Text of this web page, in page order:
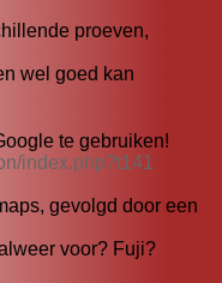
proeven,
wel goed kan
te gebruiken!
index.php?t141
gevolgd door een
voor? Fuji?